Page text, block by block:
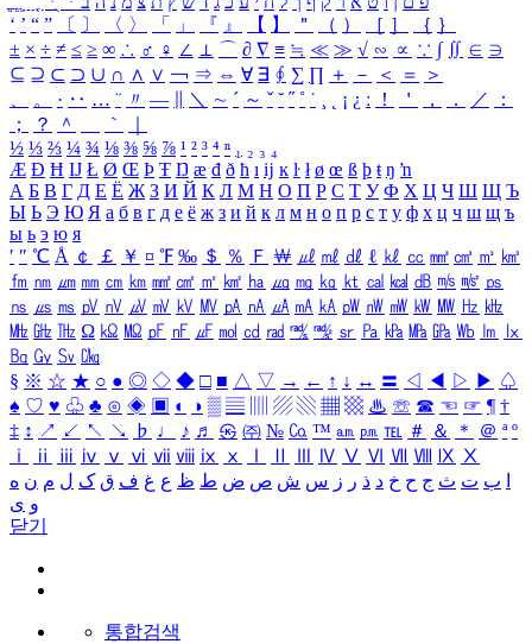
‘ ’ “ ” 〔 〕 〈 〉 「 」 『 』 【 】 ＂ （ ） ［ ］ ｛ ｝
± × ÷ ≠ ≤ ≥ ∞ ∴ ♂ ♀ ∠ ⊥ ⌒ ∂ ∇ ≡ ≒ ≪ ≫ √ ∽ ∝ ∵ ∫ ∬ ∈ ∋
⊆ ⊇ ⊂ ⊃ ∪ ∩ ∧ ∨ ￢ ⇒ ⇔ ∀ ∃ ∮ ∑ ∏ ＋ － ＜ ＝
＞
、
。 · ‥ … ¨ 〃 ― ＼ ∼ ´ ～ ˇ ˘ ˝ ˚ ˙ ¸ ¡ ¿ ː ！ ＇ ， ． ／
：
；
？ ＾ ｀
½ ⅓ ⅔ ¼ ¾ ⅛ ⅜ ⅝ ⅞ ¹ ² ³ ⁴ ⁿ ₁ ₂ ₃ ₄
Æ Ð Ħ Ĳ Ł Ø Œ Þ Ŧ Ŋ æ đ ð ħ ı ĳ ĸ ŀ ł ø œ ß þ ŧ ŋ ŉ
А Б В Г Д Е Ё Ж З И Й К Л М Н О П Р С Т У Ф Х Ц Ч Ш Щ Ъ
Ы Ь Э Ю Я а б в г д е ё ж з и й к л м н о п р с т у ф х ц ч ш щ ъ
ы ь э ю я
′ ″ ℃ Å ￠ ￡ ￥ ¤ ℉ ‰ ＄ ％ Ｆ ￦ ㎕ ㎖ ㎗ ℓ ㎘ ㏄ ㎣ ㎤ ㎥ ㎦
㎙ ㎚ ㎛ ㎜ ㎝ ㎞ ㎟ ㎠ ㎡ ㎢ ㏊ ㎍ ㎎ ㎏ ㏏ ㎈ ㎉ ㏈ ㎧ ㎨ ㎰
㎱ ㎲ ㎳ ㎴ ㎵ ㎶ ㎷ ㎸ ㎹ ㎀ ㎁ ㎂ ㎃ ㎄ ㎺ ㎻ ㎽ ㎾ ㎿ ㎐ ㎑
㎒ ㎓ ㎔ Ω ㏀ ㏁ ㎊ ㎋ ㎌ ㏖ ㏅ ㎭ ㎮ ㎯ ㏛ ㎩ ㎪ ㎫ ㎬ ㏝ ㏐
㏓
㏃ ㏉ ㏜ ㏆
§ ※ ☆ ★ ○ ● ◎ ◇ ◆ □ ■ △ ▽ → ← ↑ ↓ ↔ 〓 ◁ ◀ ▷ ▶ ♤
♠ ♡ ♥ ♧ ♣ ⊙ ◈ ▣ ◐ ◑ ▒ ▤ ▨ ▧ ▦ ▩ ♨ ☏ ☎ ☜ ☞ ¶ †
‡ ↕ ↗ ↙ ↖ ↘ ♭ ♩ ♪ ♬ ㉿ ㈜ № ㏇ ™ ㏂ ㏘ ℡ ＃ ＆ ＊ ＠ ª º
ⅰ
ⅱ ⅲ ⅳ ⅴ ⅵ ⅶ ⅷ ⅸ ⅹ Ⅳ Ⅴ Ⅵ Ⅶ Ⅷ Ⅸ Ⅹ
ب ت ث ج ح خ د ذ ر ز س ش ص ض ط ظ ع غ ف ق ک ل م ن ه
و ی
닫기
통합검색